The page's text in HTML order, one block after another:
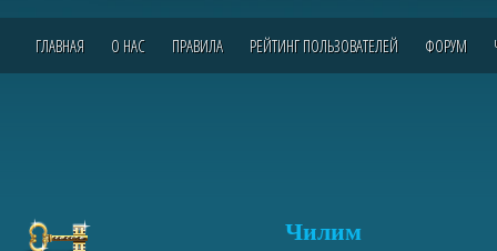
ГЛАВНАЯ О НАС ПРАВИЛА РЕЙТИНГ ПОЛЬЗОВАТЕЛЕЙ ФОРУМ
Чилим